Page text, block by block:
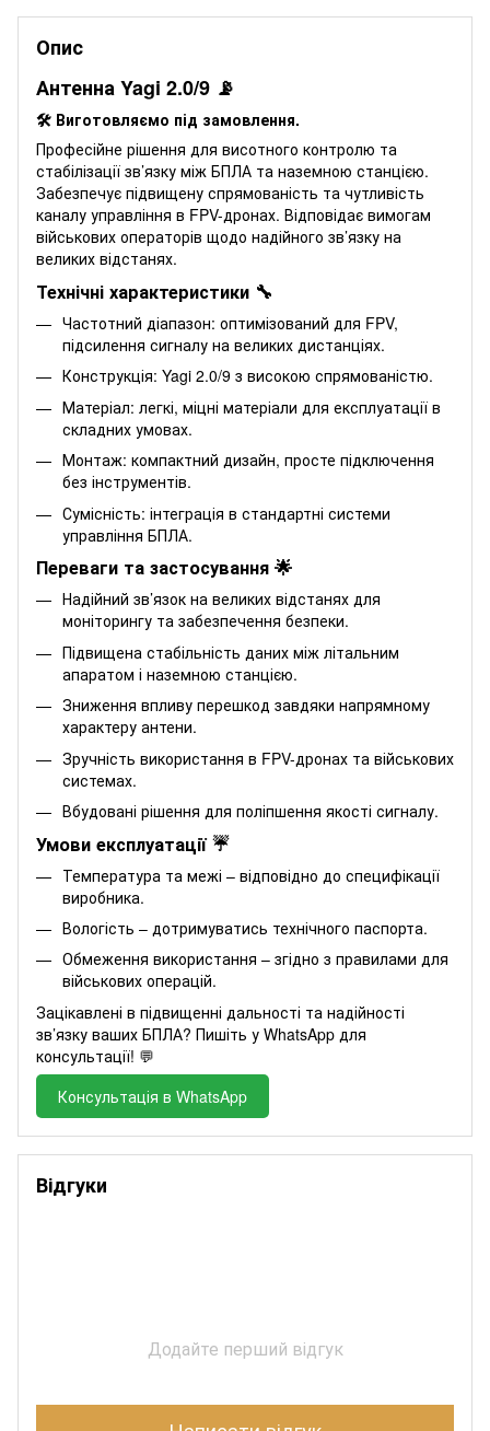
Опис
Антенна Yagi 2.0/9 📡
🛠️ Виготовляємо під замовлення.
Професійне рішення для висотного контролю та
стабілізації зв’язку між БПЛА та наземною станцією.
Забезпечує підвищену спрямованість та чутливість
каналу управління в FPV-дронах. Відповідає вимогам
військових операторів щодо надійного зв’язку на
великих відстанях.
Технічні характеристики 🔧
Частотний діапазон: оптимізований для FPV,
підсилення сигналу на великих дистанціях.
Конструкція: Yagi 2.0/9 з високою спрямованістю.
Матеріал: легкі, міцні матеріали для експлуатації в
складних умовах.
Монтаж: компактний дизайн, просте підключення
без інструментів.
Сумісність: інтеграція в стандартні системи
управління БПЛА.
Переваги та застосування 🌟
Надійний зв’язок на великих відстанях для
моніторингу та забезпечення безпеки.
Підвищена стабільність даних між літальним
апаратом і наземною станцією.
Зниження впливу перешкод завдяки напрямному
характеру антени.
Зручність використання в FPV-дронах та військових
системах.
Вбудовані рішення для поліпшення якості сигналу.
Умови експлуатації ☔️
Температура та межі – відповідно до специфікації
виробника.
Вологість – дотримуватись технічного паспорта.
Обмеження використання – згідно з правилами для
військових операцій.
Зацікавлені в підвищенні дальності та надійності
зв’язку ваших БПЛА? Пишіть у WhatsApp для
консультації! 💬
Консультація в WhatsApp
Відгуки
Додайте перший відгук